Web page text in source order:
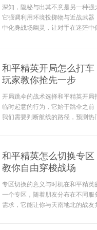
深知，隐秘与出其不意是另一种
它强调利用环境投掷物与近战武
中化身战场幽灵，让对手在迷茫
和平精英开局怎么打
玩家教你抢先一步
开局跳伞的战术选择和平精英开
临时起意的行为，它始于跳伞之
我们需要判断航线的路径，预测
和平精英怎么切换专
教你自由穿梭战场
专区切换的意义与时机在和平精
一个专区，随着朋友分布在不同
需求，它能让你与天南地北的战